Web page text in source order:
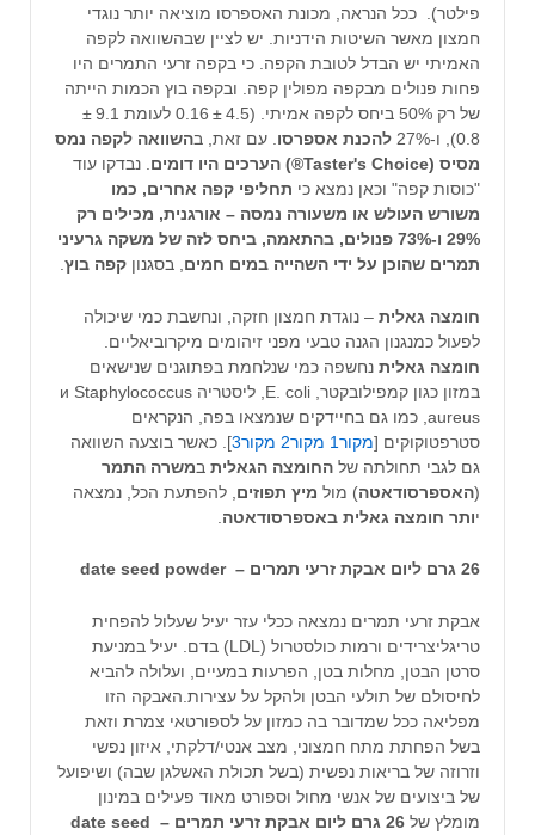
פילטר). ככל הנראה, מכונת האספרסו מוציאה יותר נוגדי
חמצון מאשר השיטות הידניות. יש לציין שבהשוואה לקפה
האמיתי יש הבדל לטובת הקפה. כי בקפה זרעי התמרים היו
פחות פנולים מבקפה מפולין קפה. ובקפה בוץ הכמות הייתה
של רק 50% ביחס לקפה אמיתי. (4.5 ± 0.16 לעומת 9.1 ±
0.8), ו-27%
להכנת אספרסו. עם זאת, בהשוואה לקפה נמס
מסיס (Taster's Choice®) הערכים היו דומים
. נבדקו עוד
"כוסות קפה" וכאן נמצא כי תחליפי קפה אחרים, כמו
משורש העולש או משעורה נמסה – אורגנית, מכילים רק
29% ו-73% פנולים, בהתאמה, ביחס לזה של משקה גרעיני
תמרים שהוכן על ידי השהייה במים חמים, בסגנון קפה בוץ.
חומצה גאלית – נוגדת חמצון חזקה, ונחשבת כמי שיכולה
לפעול כמנגנון הגנה טבעי מפני זיהומים מיקרוביאליים.
חומצה גאלית נחשפה כמי שנלחמת בפתוגנים שנישאים
במזון כגון קמפילובקטר, E. coli, ליסטריה и Staphylococcus
aureus, כמו גם בחיידקים שנמצאו בפה, הנקראים
סטרפטוקוקים [מקור1 מקור2 מקור3 ]. כאשר בוצעה השוואה
גם לגבי תחולתה של החומצה הגאלית במשרה התמר
(האספרסודאטה) מול מיץ תפוזים , להפתעת הכל, נמצאה
יותר חומצה גאלית באספרסודאטה
26 גרם ליום אבקת זרעי תמרים – date seed powder
אבקת זרעי תמרים נמצאה ככלי עזר יעיל שעלול להפחית
טריגליצרידים ורמות כולסטרול (LDL) בדם. יעיל במניעת
סרטן הבטן, מחלות בטן, הפרעות במעיים, ועלולה להביא
לחיסולם של תולעי הבטן ולהקל על עצירות.האבקה הזו
מפליאה ככל שמדובר בה כמזון על לספורטאי צמרת וזאת
בשל הפחתת מתח חמצוני, מצב אנטי/דלקתי, איזון נפשי
וזרוזה של בריאות נפשית (בשל תכולת האשלגן שבה) ושיפועל
של ביצועים של אנשי מחול וספורט מאוד פעילים במינון
מומלץ של
26 גרם ליום אבקת זרעי תמרים – date seed